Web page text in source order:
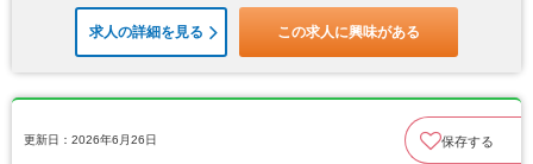
求人の詳細を見る この求人に興味がある
更新日：2026年6月26日 保存する